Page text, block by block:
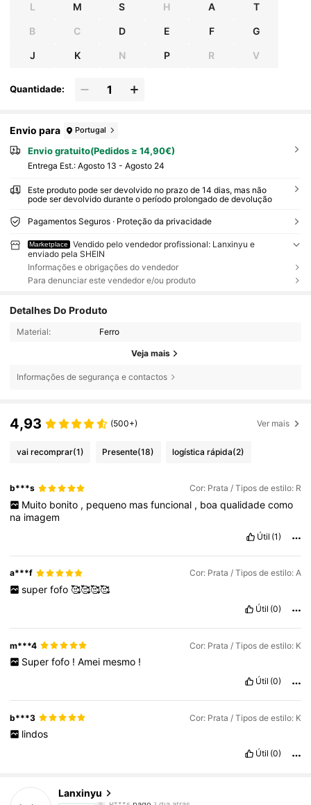
-crachá e porta-crachá. Presente perfeito par
L M S H A T
B C D E F G
J K N P R V
Quantidade:
Envio para Portugal
Envio gratuito(Pedidos ≥ 14,90€)
Entrega Est.: Agosto 13 - Agosto 24
Este produto pode ser devolvido no prazo de 14 dias, mas não
pode ser devolvido durante o período prolongado de devolução
Pagamentos Seguros · Proteção da privacidade
Marketplace
Vendido pelo vendedor profissional: Lanxinyu e
enviado pela SHEIN
Informações e obrigações do vendedor
Para denunciar este vendedor e/ou produto
Detalhes Do Produto
Material: Ferro
Veja mais
Informações de segurança e contactos
4,93 (500+) Ver mais
vai recomprar(1) Presente(18) logística rápida(2)
b***s Cor: Prata / Tipos de estilo: R
Muito bonito , pequeno mas funcional , boa qualidade como
na imagem
Útil (1)
a***f Cor: Prata / Tipos de estilo: A
super fofo 🥰🥰🥰🥰
Útil (0)
m***4 Cor: Prata / Tipos de estilo: K
Super fofo ! Amei mesmo !
Útil (0)
b***3 Cor: Prata / Tipos de estilo: K
lindos
Útil (0)
Lanxinyu
R***s